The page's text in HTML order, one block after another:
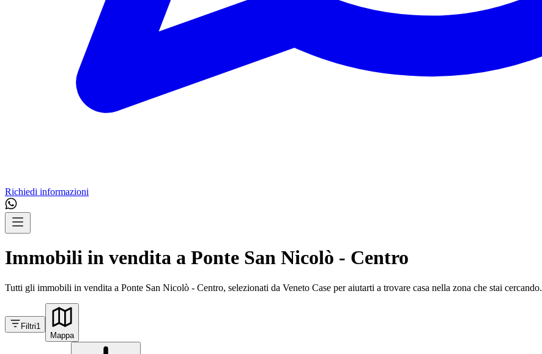
Richiedi informazioni
Immobili in vendita a Ponte San Nicolò - Centro
Tutti gli immobili in vendita a Ponte San Nicolò - Centro, selezionati da Veneto Case per aiutarti a trovare casa nella zona che stai cercando.
Filtri1
Mappa